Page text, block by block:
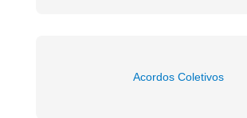
Acordos Coletivos